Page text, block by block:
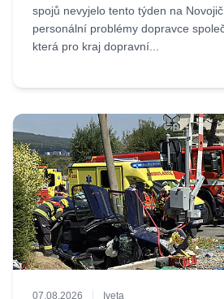
spojů nevyjelo tento týden na
personální problémy dopravce
která pro kraj dopravní...
07.08.2026 Iveta